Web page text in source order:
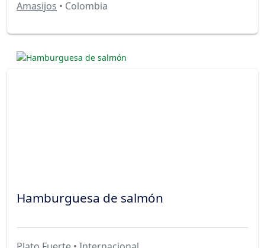
Amasijos • Colombia
Hamburguesa de salmón